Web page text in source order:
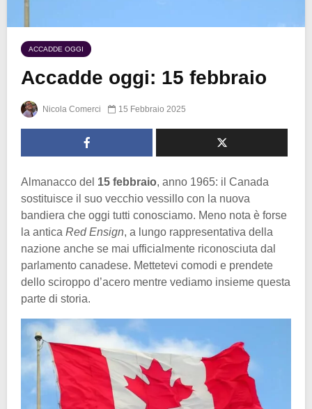
ACCADDE OGGI
Accadde oggi: 15 febbraio
Nicola Comerci 15 Febbraio 2025
Almanacco del 15 febbraio, anno 1965: il Canada
sostituisce il suo vecchio vessillo con la nuova
bandiera che oggi tutti conosciamo. Meno nota è forse
la antica Red Ensign, a lungo rappresentativa della
nazione anche se mai ufficialmente riconosciuta dal
parlamento canadese. Mettetevi comodi e prendete
dello sciroppo d’acero mentre vediamo insieme questa
parte di storia.